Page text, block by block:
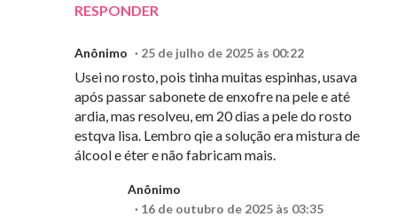
RESPONDER
Anônimo 25 de julho de 2025 às 00:22
Usei no rosto, pois tinha muitas espinhas, usava
após passar sabonete de enxofre na pele e até
ardia, mas resolveu, em 20 dias a pele do rosto
estqva lisa. Lembro qie a solução era mistura de
álcool e éter e não fabricam mais.
Anônimo
16 de outubro de 2025 às 03:35